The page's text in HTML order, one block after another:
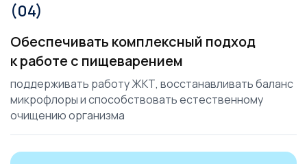
(04)
Обеспечивать комплексный подход
к работе с пищеварением
поддерживать работу ЖКТ, восстанавливать баланс
микрофлоры и способствовать естественному
очищению организма